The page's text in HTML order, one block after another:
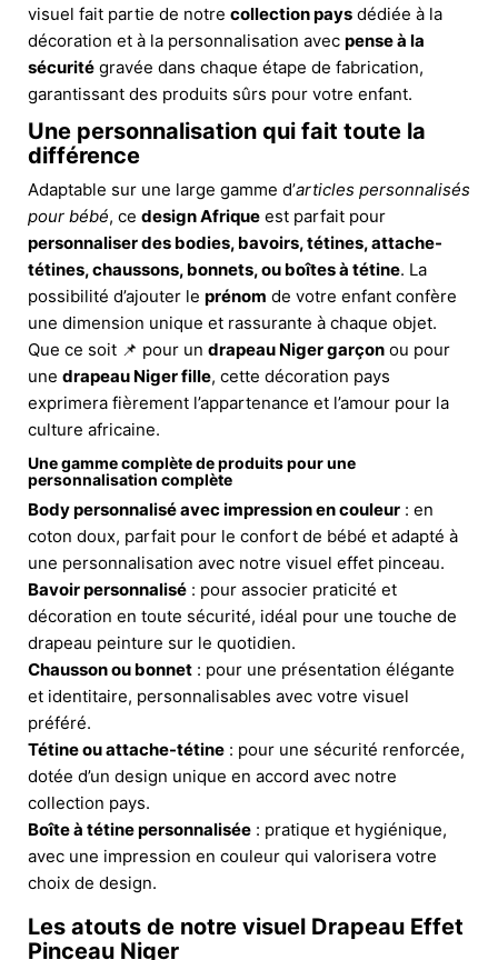
visuel fait partie de notre collection pays dédiée à la
décoration et à la personnalisation avec pense à la
sécurité gravée dans chaque étape de fabrication,
garantissant des produits sûrs pour votre enfant.
Une personnalisation qui fait toute la
différence
Adaptable sur une large gamme d’articles personnalisés
pour bébé, ce design Afrique est parfait pour
personnaliser des bodies, bavoirs, tétines, attache-
tétines, chaussons, bonnets, ou boîtes à tétine. La
possibilité d’ajouter le prénom de votre enfant confère
une dimension unique et rassurante à chaque objet.
Que ce soit 📌 pour un drapeau Niger garçon ou pour
une drapeau Niger fille, cette décoration pays
exprimera fièrement l’appartenance et l’amour pour la
culture africaine.
Une gamme complète de produits pour une
personnalisation complète
Body personnalisé avec impression en couleur : en
coton doux, parfait pour le confort de bébé et adapté à
une personnalisation avec notre visuel effet pinceau.
Bavoir personnalisé : pour associer praticité et
décoration en toute sécurité, idéal pour une touche de
drapeau peinture sur le quotidien.
Chausson ou bonnet : pour une présentation élégante
et identitaire, personnalisables avec votre visuel
préféré.
Tétine ou attache-tétine : pour une sécurité renforcée,
dotée d’un design unique en accord avec notre
collection pays.
Boîte à tétine personnalisée : pratique et hygiénique,
avec une impression en couleur qui valorisera votre
choix de design.
Les atouts de notre visuel Drapeau Effet
Pinceau Niger